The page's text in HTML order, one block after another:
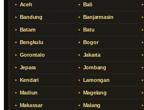
Aceh Bali
Bandung Banjarmasin
Batam Batu
Bengkulu Bogor
Gorontalo Jakarta
Jepara Jombang
Kendari Lamongan
Madiun Magelang
Makassar Malang